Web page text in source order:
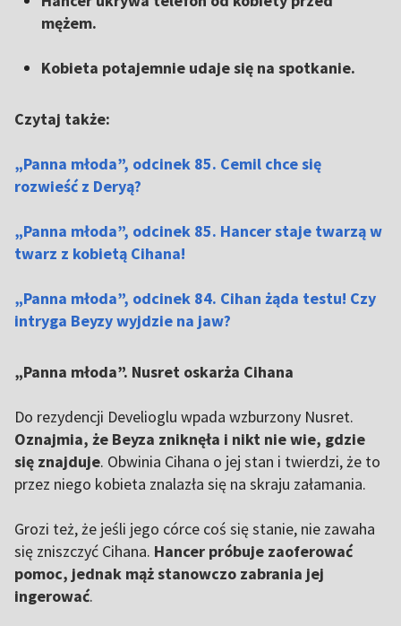
mężem.
Kobieta potajemnie udaje się na spotkanie.
Czytaj także:
„Panna młoda”, odcinek 85. Cemil chce się
rozwieść z Deryą?
„Panna młoda”, odcinek 85. Hancer staje twarzą w
twarz z kobietą Cihana!
„Panna młoda”, odcinek 84. Cihan żąda testu! Czy
intryga Beyzy wyjdzie na jaw?
„Panna młoda”. Nusret oskarża Cihana
Do rezydencji Develioglu wpada wzburzony Nusret.
Oznajmia, że Beyza zniknęła i nikt nie wie, gdzie
się znajduje. Obwinia Cihana o jej stan i twierdzi, że to
przez niego kobieta znalazła się na skraju załamania.
Grozi też, że jeśli jego córce coś się stanie, nie zawaha
się zniszczyć Cihana. Hancer próbuje zaoferować
pomoc, jednak mąż stanowczo zabrania jej
ingerować.